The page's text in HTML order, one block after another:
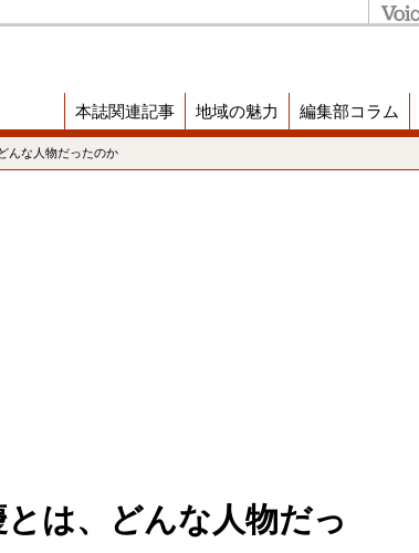
本誌関連記事 地域の魅力 編集部コラム
んな人物だったのか
は、どんな人物だっ